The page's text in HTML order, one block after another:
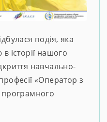
подія, яка
історії нашого
навчально-
«Оператор з
програмного